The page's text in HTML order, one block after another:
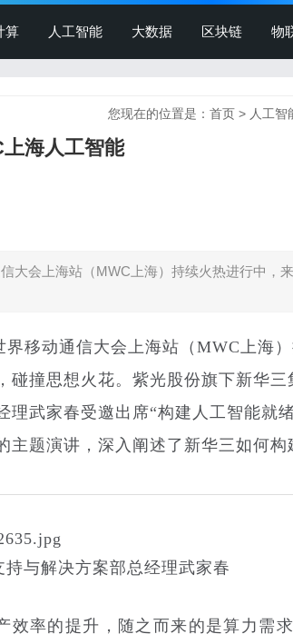
算 人工智能 大数据 区块链 物
您现在的位置是： 首页 > 人工智
海人工智能
大会上海站（MWC上海）持续火热进行中，来
移动通信大会上海站（MWC上海
碰撞思想火花。紫光股份旗下新华三
理武家春受邀出席“构建人工智能就
主题演讲，深入阐述了新华三如何构
与解决方案部总经理武家春
率的提升，随之而来的是算力需